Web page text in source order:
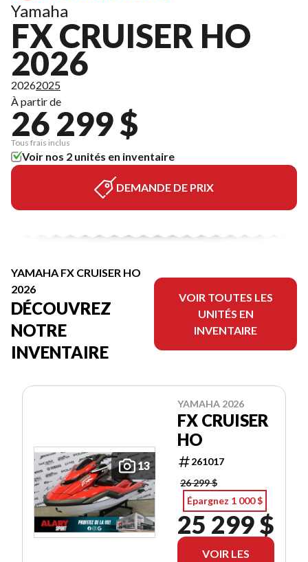
Yamaha
FX CRUISER HO
2026
20262025
À partir de
26 299 $
Tous frais inclus
Voir nos 2 unités en inventaire
DEMANDE DE PRIX
YAMAHA FX CRUISER HO
2026
DÉCOUVREZ
NOTRE
INVENTAIRE
VOIR TOUTES LES
UNITÉS EN
INVENTAIRE
13
YAMAHA 2026
FX CRUISER
HO
261017
26 299 $
Épargnez 1 000 $
25 299 $
VOIR LES